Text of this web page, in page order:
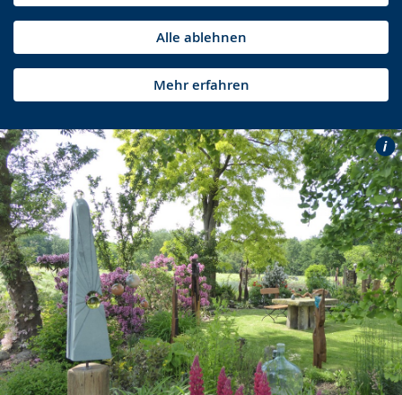
Alle ablehnen
Mehr erfahren